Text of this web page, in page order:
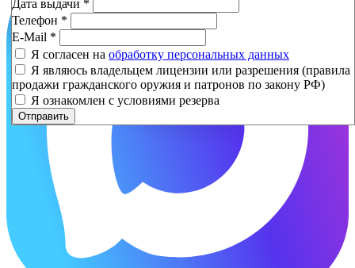
Дата выдачи *
Телефон *
E-Mail *
Я согласен на обработку персональных данных
Я являюсь владельцем лицензии или разрешения (правила
продажи гражданского оружия и патронов по закону РФ)
Я ознакомлен с условиями резерва
Отправить